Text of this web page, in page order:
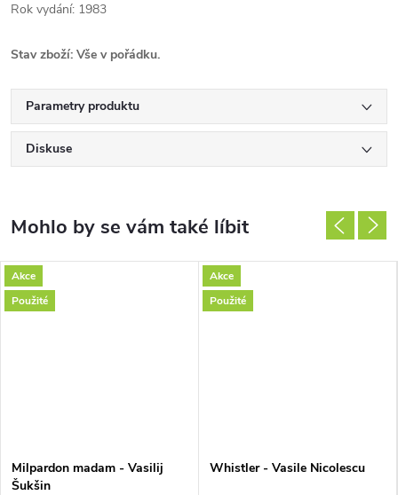
Rok vydání: 1983
Stav zboží: Vše v pořádku.
Parametry produktu
Diskuse
Akce
Použité
Milpardon madam - Vasilij
Šukšin
Akce
Použité
Whistler - Vasile Nicolescu